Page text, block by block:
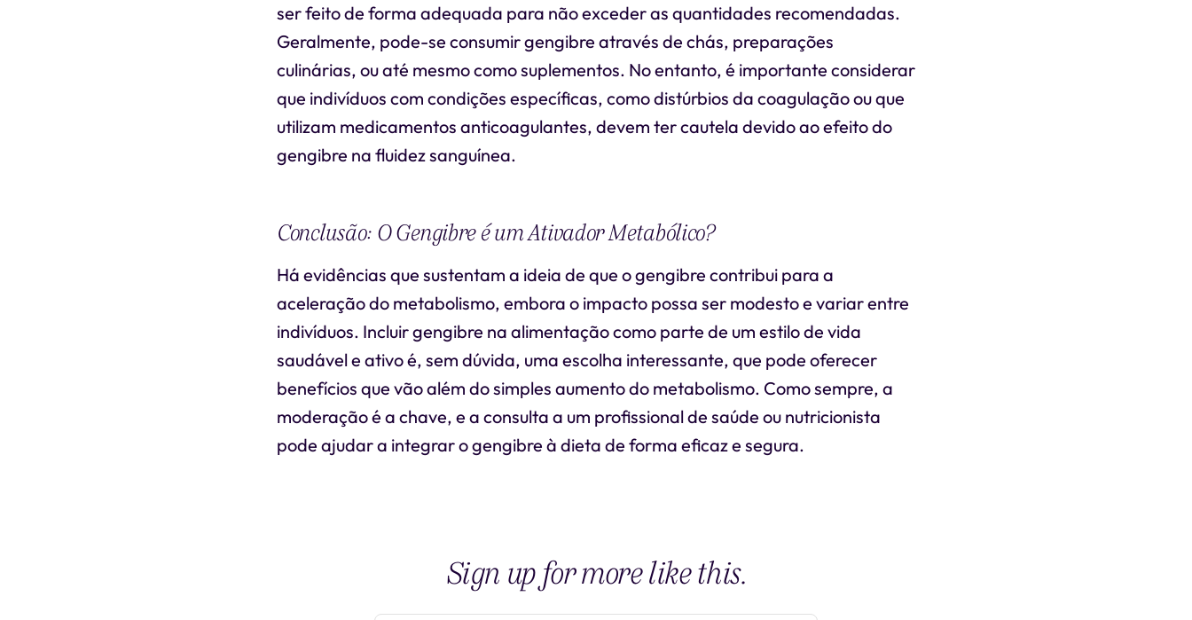
ser feito de forma adequada para não exceder as quantidades recomendadas.
Geralmente, pode-se consumir gengibre através de chás, preparações
culinárias, ou até mesmo como suplementos. No entanto, é importante considerar
que indivíduos com condições específicas, como distúrbios da coagulação ou que
utilizam medicamentos anticoagulantes, devem ter cautela devido ao efeito do
gengibre na fluidez sanguínea.
Conclusão: O Gengibre é um Ativador Metabólico?
Há evidências que sustentam a ideia de que o gengibre contribui para a
aceleração do metabolismo, embora o impacto possa ser modesto e variar entre
indivíduos. Incluir gengibre na alimentação como parte de um estilo de vida
saudável e ativo é, sem dúvida, uma escolha interessante, que pode oferecer
benefícios que vão além do simples aumento do metabolismo. Como sempre, a
moderação é a chave, e a consulta a um profissional de saúde ou nutricionista
pode ajudar a integrar o gengibre à dieta de forma eficaz e segura.
Sign up for more like this.